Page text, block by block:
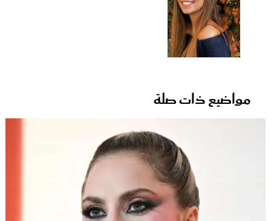
مواضيع ذات صلة